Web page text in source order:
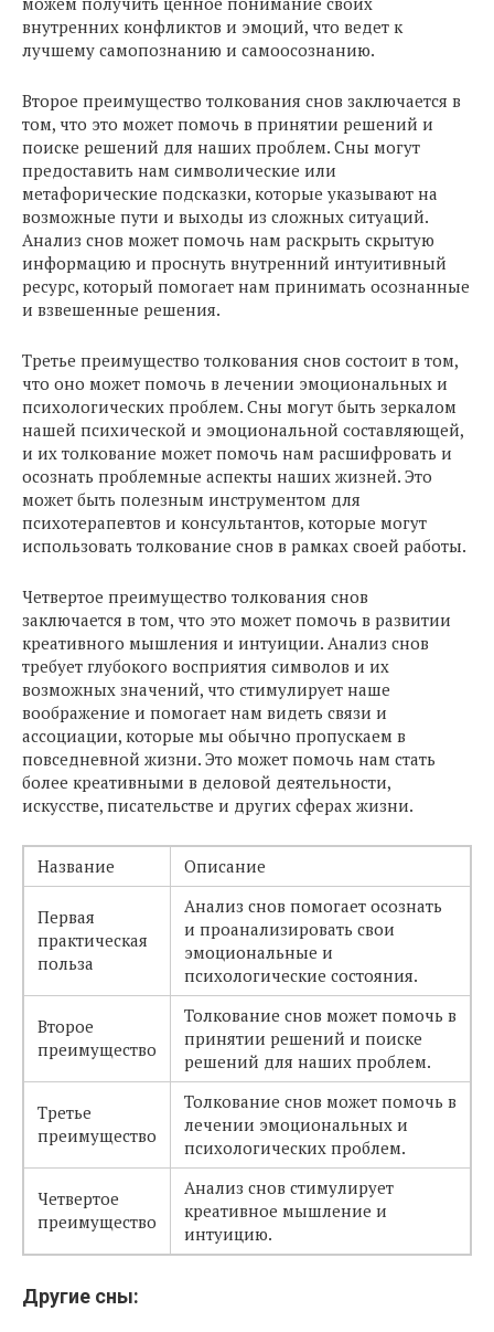
внутренних конфликтов и эмоций, что ведет к
лучшему самопознанию и самоосознанию.
Второе преимущество толкования снов заключается в
том, что это может помочь в принятии решений и
поиске решений для наших проблем. Сны могут
предоставить нам символические или
метафорические подсказки, которые указывают на
возможные пути и выходы из сложных ситуаций.
Анализ снов может помочь нам раскрыть скрытую
информацию и проснуть внутренний интуитивный
ресурс, который помогает нам принимать осознанные
и взвешенные решения.
Третье преимущество толкования снов состоит в том,
что оно может помочь в лечении эмоциональных и
психологических проблем. Сны могут быть зеркалом
нашей психической и эмоциональной составляющей,
и их толкование может помочь нам расшифровать и
осознать проблемные аспекты наших жизней. Это
может быть полезным инструментом для
психотерапевтов и консультантов, которые могут
использовать толкование снов в рамках своей работы.
Четвертое преимущество толкования снов
заключается в том, что это может помочь в развитии
креативного мышления и интуиции. Анализ снов
требует глубокого восприятия символов и их
возможных значений, что стимулирует наше
воображение и помогает нам видеть связи и
ассоциации, которые мы обычно пропускаем в
повседневной жизни. Это может помочь нам стать
более креативными в деловой деятельности,
искусстве, писательстве и других сферах жизни.
Название Описание
Первая
практическая
польза
Анализ снов помогает осознать
и проанализировать свои
эмоциональные и
психологические состояния.
Второе
преимущество
Толкование снов может помочь в
принятии решений и поиске
решений для наших проблем.
Третье
преимущество
Толкование снов может помочь в
лечении эмоциональных и
психологических проблем.
Четвертое
преимущество
Анализ снов стимулирует
креативное мышление и
интуицию.
Другие сны: